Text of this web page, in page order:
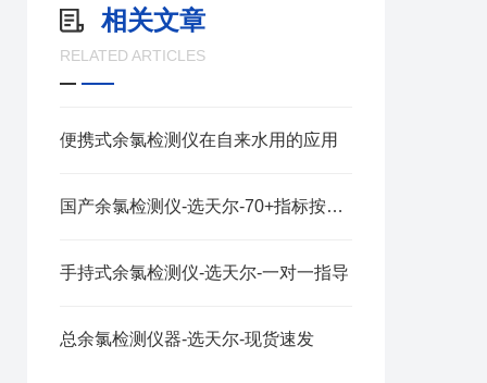
相关文章
RELATED ARTICLES
便携式余氯检测仪在自来水用的应用
国产余氯检测仪-选天尔-70+指标按需定制
手持式余氯检测仪-选天尔-一对一指导
总余氯检测仪器-选天尔-现货速发